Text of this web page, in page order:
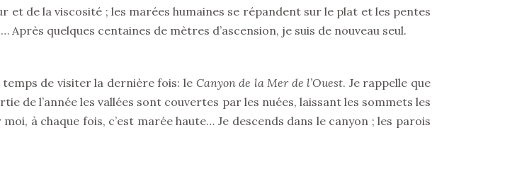
et de la viscosité ; les marées humaines se répandent sur le plat et les pentes
… Après quelques centaines de mètres d’ascension, je suis de nouveau seul.
temps de visiter la dernière fois: le Canyon de la Mer de l’Ouest. Je rappelle que
de l’année les vallées sont couvertes par les nuées, laissant les sommets les
à chaque fois, c’est marée haute… Je descends dans le canyon ; les parois